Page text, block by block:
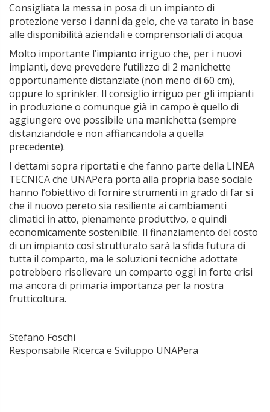
Consigliata la messa in posa di un impianto di
protezione verso i danni da gelo, che va tarato in base
alle disponibilità aziendali e comprensoriali di acqua.
Molto importante l’impianto irriguo che, per i nuovi
impianti, deve prevedere l’utilizzo di 2 manichette
opportunamente distanziate (non meno di 60 cm),
oppure lo sprinkler. Il consiglio irriguo per gli impianti
in produzione o comunque già in campo è quello di
aggiungere ove possibile una manichetta (sempre
distanziandole e non affiancandola a quella
precedente).
I dettami sopra riportati e che fanno parte della LINEA
TECNICA che UNAPera porta alla propria base sociale
hanno l’obiettivo di fornire strumenti in grado di far sì
che il nuovo pereto sia resiliente ai cambiamenti
climatici in atto, pienamente produttivo, e quindi
economicamente sostenibile. Il finanziamento del costo
di un impianto così strutturato sarà la sfida futura di
tutta il comparto, ma le soluzioni tecniche adottate
potrebbero risollevare un comparto oggi in forte crisi
ma ancora di primaria importanza per la nostra
frutticoltura.
Stefano Foschi
Responsabile Ricerca e Sviluppo UNAPera